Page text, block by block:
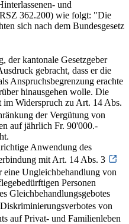
und
362.200) wie folgt: "Die
sich nach dem Bundesgesetz
der kantonale Gesetzgeber
gebracht, dass er die
Anspruchsbegrenzung erachte
hinausgehen wolle. Die
im Widerspruch zu Art. 14 Abs.
der Vergütung von
auf jährlich Fr. 90'000.-
Anwendung des
mit Art. 14 Abs. 3
eine Ungleichbehandlung von
Personen
Gleichbehandlungsgebotes
von
auf Privat- und Familienleben